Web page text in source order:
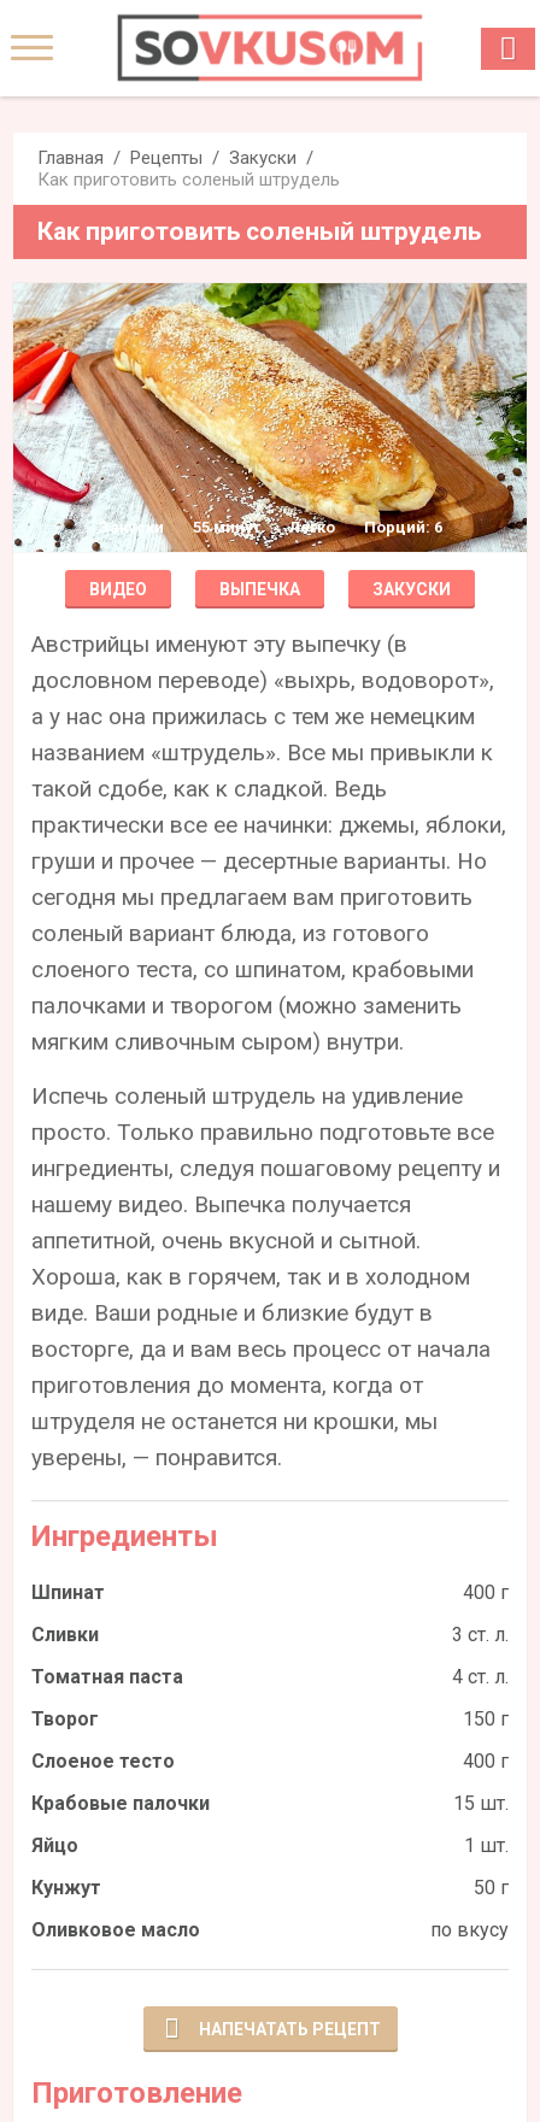
Главная Рецепты
Закуски
Как приготовить соленый штрудель
Как приготовить соленый штрудель
Закуски 55 минут Легко Порций: 6
ВИДЕО ВЫПЕЧКА ЗАКУСКИ
Австрийцы именуют эту выпечку (в
дословном переводе) «выхрь, водоворот»,
а у нас она прижилась с тем же немецким
названием «штрудель». Все мы привыкли к
такой сдобе, как к сладкой. Ведь
практически все ее начинки: джемы, яблоки,
груши и прочее — десертные варианты. Но
сегодня мы предлагаем вам приготовить
соленый вариант блюда, из готового
слоеного теста, со шпинатом, крабовыми
палочками и творогом (можно заменить
мягким сливочным сыром) внутри.
Испечь соленый штрудель на удивление
просто. Только правильно подготовьте все
ингредиенты, следуя пошаговому рецепту и
нашему видео. Выпечка получается
аппетитной, очень вкусной и сытной.
Хороша, как в горячем, так и в холодном
виде. Ваши родные и близкие будут в
восторге, да и вам весь процесс от начала
приготовления до момента, когда от
штруделя не останется ни крошки, мы
уверены, — понравится.
Ингредиенты
Шпинат
400 г
Сливки
3 ст. л.
Томатная паста
4 ст. л.
Творог
150 г
Слоеное тесто
400 г
Крабовые палочки
15 шт.
Яйцо
1 шт.
Кунжут
50 г
Оливковое масло
по вкусу
НАПЕЧАТАТЬ РЕЦЕПТ
Приготовление